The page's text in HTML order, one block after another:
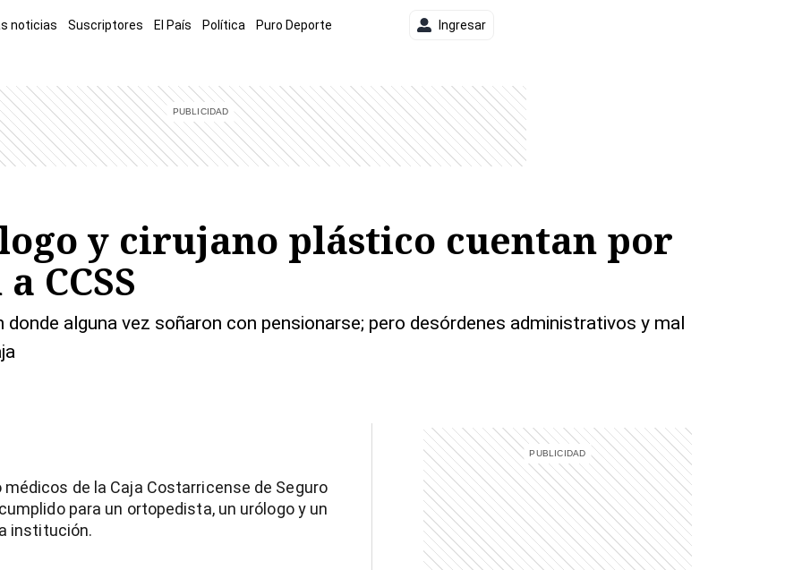
noticias Suscriptores El País Política Puro Deporte Ingresar
y cirujano plástico cuentan por
CCSS
alguna vez soñaron con pensionarse; pero desórdenes administrativos y mal
de la Caja Costarricense de Seguro
para un ortopedista, un urólogo y un
institución.